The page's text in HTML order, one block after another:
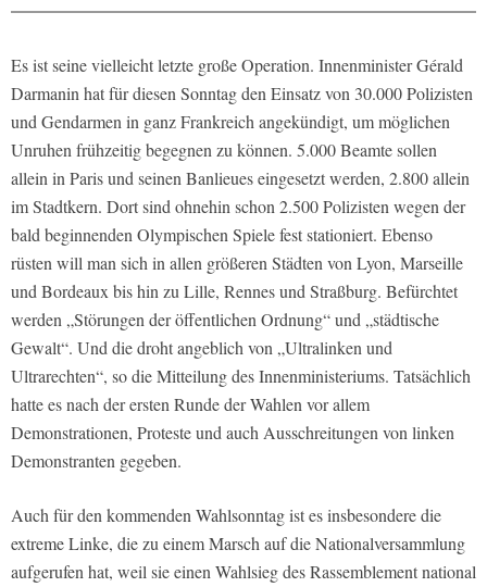
Es ist seine vielleicht letzte große Operation. Innenminister Gérald
Darmanin hat für diesen Sonntag den Einsatz von 30.000 Polizisten
und Gendarmen in ganz Frankreich angekündigt, um möglichen
Unruhen frühzeitig begegnen zu können. 5.000 Beamte sollen
allein in Paris und seinen Banlieues eingesetzt werden, 2.800 allein
im Stadtkern. Dort sind ohnehin schon 2.500 Polizisten wegen der
bald beginnenden Olympischen Spiele fest stationiert. Ebenso
rüsten will man sich in allen größeren Städten von Lyon, Marseille
und Bordeaux bis hin zu Lille, Rennes und Straßburg. Befürchtet
werden „Störungen der öffentlichen Ordnung“ und „städtische
Gewalt“. Und die droht angeblich von „Ultralinken und
Ultrarechten“, so die Mitteilung des Innenministeriums. Tatsächlich
hatte es nach der ersten Runde der Wahlen vor allem
Demonstrationen, Proteste und auch Ausschreitungen von linken
Demonstranten gegeben.
Auch für den kommenden Wahlsonntag ist es insbesondere die
extreme Linke, die zu einem Marsch auf die Nationalversammlung
aufgerufen hat, weil sie einen Wahlsieg des Rassemblement national